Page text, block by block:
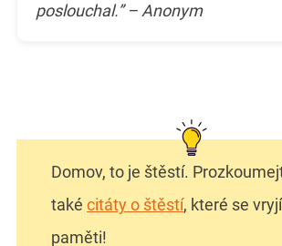
poslouchal.” – Anonym
Domov, to je štěstí.
také citáty o štěstí, které se
paměti!